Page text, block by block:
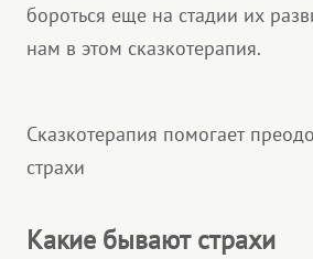
бороться еще на стадии их
нам в этом сказкотерапия.
Сказкотерапия помогает
страхи
Какие бывают страхи